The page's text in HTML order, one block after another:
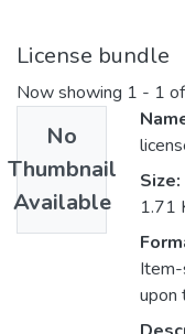
License bundle
Now showing 1 - 1
No
Thumbnail
Available
Size:
1.71
Item-
upon